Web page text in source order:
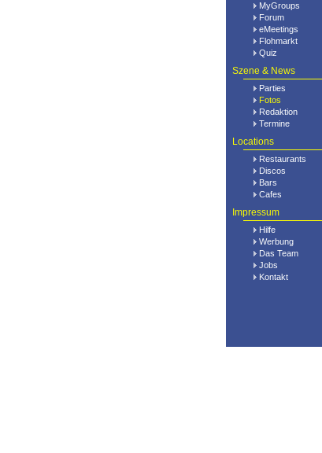
MyGroups
Forum
eMeetings
Flohmarkt
Quiz
Szene & News
Parties
Fotos
Redaktion
Termine
Locations
Restaurants
Discos
Bars
Cafes
Impressum
Hilfe
Werbung
Das Team
Jobs
Kontakt